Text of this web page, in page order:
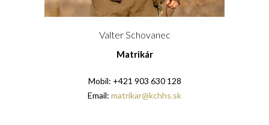
Valter Schovanec
Matrikár
Mobil: +421 903 630 128
Email: matrikar@kchhs.sk